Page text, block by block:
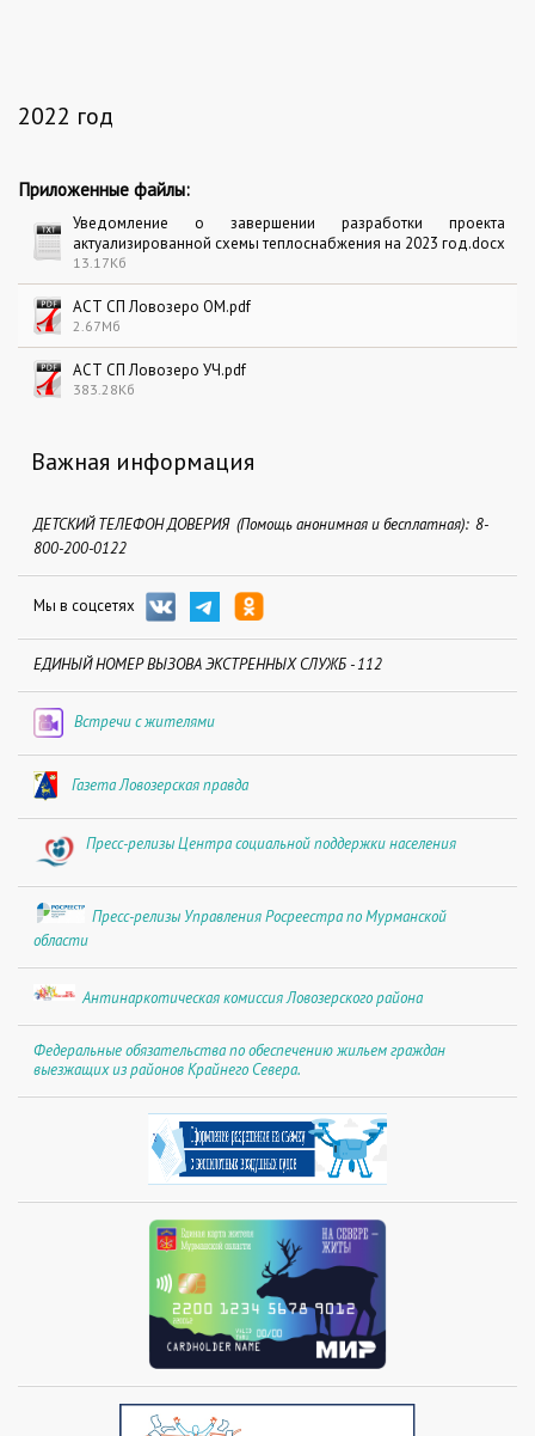
2022 год
Приложенные файлы:
Уведомление о завершении разработки проекта
актуализированной схемы теплоснабжения на 2023 год.docx
13.17Кб
АСТ СП Ловозеро ОМ.pdf
2.67Мб
АСТ СП Ловозеро УЧ.pdf
383.28Кб
Важная информация
ДЕТСКИЙ ТЕЛЕФОН ДОВЕРИЯ (Помощь анонимная и бесплатная): 8-
800-200-0122
Мы в соцсетях
ЕДИНЫЙ НОМЕР ВЫЗОВА ЭКСТРЕННЫХ СЛУЖБ - 112
Встречи с жителями
Газета Ловозерская правда
Пресс-релизы Центра социальной поддержки населения
Пресс-релизы Управления Росреестра по Мурманской
области
Антинаркотическая комиссия Ловозерского района
Федеральные обязательства по обеспечению жильем граждан
выезжащих из районов Крайнего Севера.